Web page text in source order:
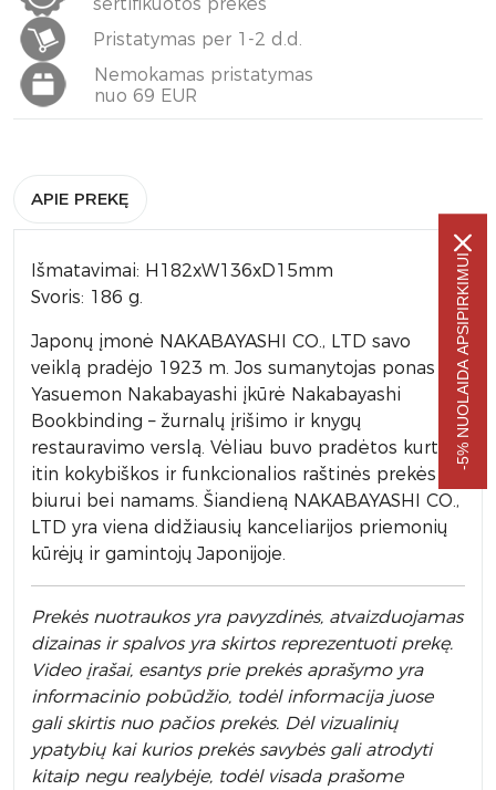
Pristatymas per 1-2 d.d.
Nemokamas pristatymas
nuo 69 EUR
APIE PREKĘ
Išmatavimai: H182xW136xD15mm
Svoris: 186 g.
Japonų įmonė NAKABAYASHI CO., LTD savo
veiklą pradėjo 1923 m. Jos sumanytojas ponas
Yasuemon Nakabayashi įkūrė Nakabayashi
Bookbinding – žurnalų įrišimo ir knygų
restauravimo verslą. Vėliau buvo pradėtos kurti
itin kokybiškos ir funkcionalios raštinės prekės
biurui bei namams. Šiandieną NAKABAYASHI CO.,
LTD yra viena didžiausių kanceliarijos priemonių
kūrėjų ir gamintojų Japonijoje.
Prekės nuotraukos yra pavyzdinės, atvaizduojamas
dizainas ir spalvos yra skirtos reprezentuoti prekę.
Video įrašai, esantys prie prekės aprašymo yra
informacinio pobūdžio, todėl informacija juose
gali skirtis nuo pačios prekės. Dėl vizualinių
ypatybių kai kurios prekės savybės gali atrodyti
kitaip negu realybėje, todėl visada prašome
-5% NUOLAIDA APSIPIRKIMUI